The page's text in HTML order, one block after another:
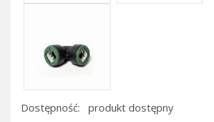
Dostępność: produkt dostępny